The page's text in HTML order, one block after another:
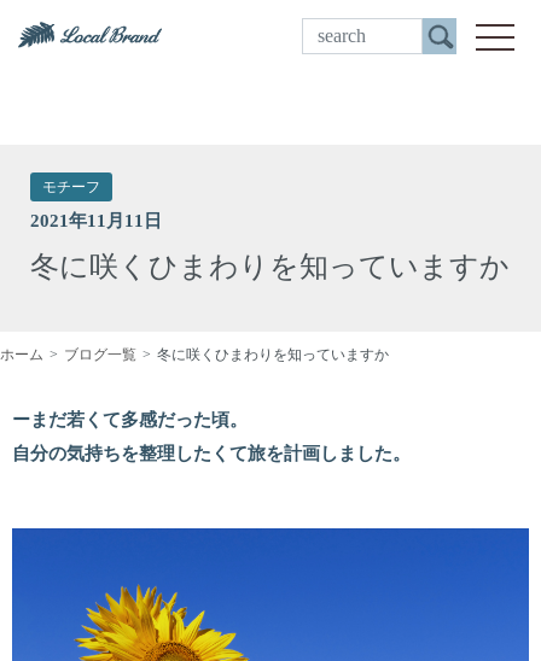
ご来店予約
モチーフ
2021年11月11日
冬に咲くひまわりを知っていますか
ホーム ブログ一覧 冬に咲くひまわりを知っていますか
ーまだ若くて多感だった頃。
自分の気持ちを整理したくて旅を計画しました。